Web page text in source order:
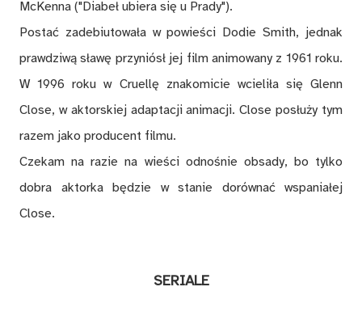
McKenna ("Diabeł ubiera się u Prady").
Postać zadebiutowała w powieści Dodie Smith, jednak
prawdziwą sławę przyniósł jej film animowany z 1961 roku.
W 1996 roku w Cruellę znakomicie wcieliła się Glenn
Close, w aktorskiej adaptacji animacji. Close posłuży tym
razem jako producent filmu.
Czekam na razie na wieści odnośnie obsady, bo tylko
dobra aktorka będzie w stanie dorównać wspaniałej
Close.
SERIALE